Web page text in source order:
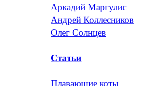
Аркадий Маргулис
Андрей Коллесников
Олег Солнцев
Статьи
Плавающие коты